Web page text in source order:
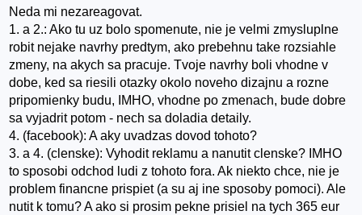
Neda mi nezareagovat.
1. a 2.: Ako tu uz bolo spomenute, nie je velmi zmysluplne
robit nejake navrhy predtym, ako prebehnu take rozsiahle
zmeny, na akych sa pracuje. Tvoje navrhy boli vhodne v
dobe, ked sa riesili otazky okolo noveho dizajnu a rozne
pripomienky budu, IMHO, vhodne po zmenach, bude dobre
sa vyjadrit potom - nech sa doladia detaily.
4. (facebook): A aky uvadzas dovod tohoto?
3. a 4. (clenske): Vyhodit reklamu a nanutit clenske? IMHO
to sposobi odchod ludi z tohoto fora. Ak niekto chce, nie je
problem financne prispiet (a su aj ine sposoby pomoci). Ale
nutit k tomu? A ako si prosim pekne prisiel na tych 365 eur